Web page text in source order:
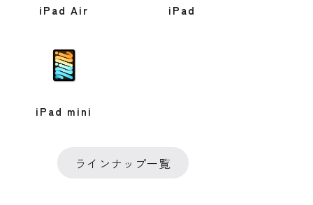
iPad Air iPad
iPad mini
ラインナップ一覧